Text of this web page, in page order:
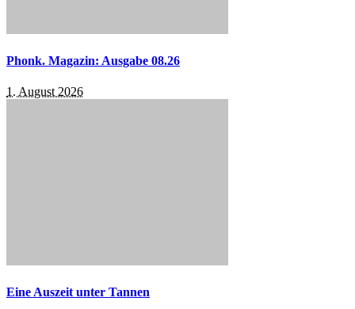
Phonk. Magazin: Ausgabe 08.26
1. August 2026
Eine Auszeit unter Tannen